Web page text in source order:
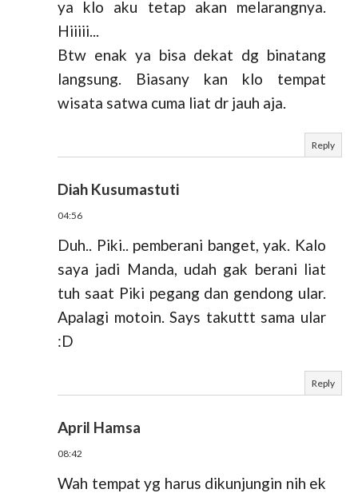
ya klo aku tetap akan melarangnya.
Hiiiii...
Btw enak ya bisa dekat dg binatang
langsung. Biasany kan klo tempat
wisata satwa cuma liat dr jauh aja.
Reply
Diah Kusumastuti
04:56
Duh.. Piki.. pemberani banget, yak. Kalo
saya jadi Manda, udah gak berani liat
tuh saat Piki pegang dan gendong ular.
Apalagi motoin. Says takuttt sama ular
:D
Reply
April Hamsa
08:42
Wah tempat yg harus dikunjungin nih ek